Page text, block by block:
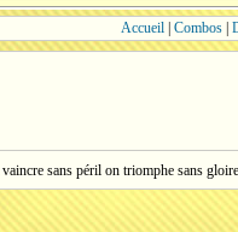
Accueil| Combos|
sans péril on triomphe sans gloire